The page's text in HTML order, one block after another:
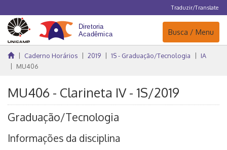
Traduzir/Translate
Navegação
Busca / Menu
Caderno Horários 2019 1S - Graduação/Tecnologia
IA
MU406
MU406 - Clarineta IV - 1S/2019
Graduação/Tecnologia
Informações da disciplina